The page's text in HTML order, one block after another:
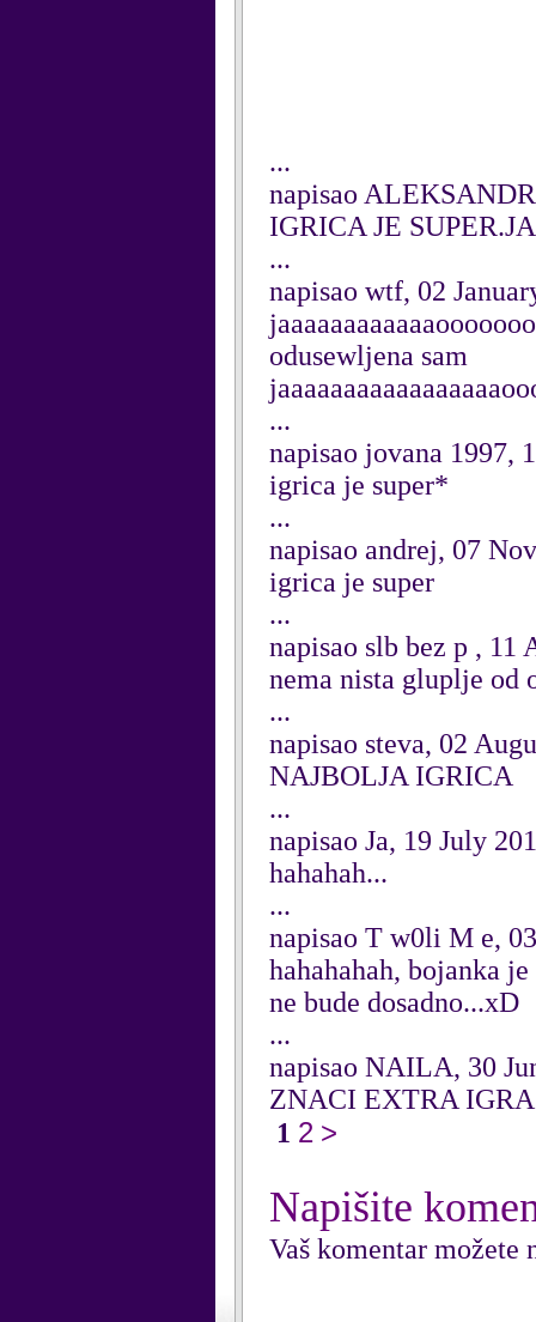
...
napisao
IGRICA JE
...
napisao wtf, 02
odusewljena sam
...
napisao jovana 1997,
igrica je super*
...
napisao andrej, 07
igrica je super
...
napisao slb bez p , 11
nema nista gluplje od
...
napisao steva, 02
NAJBOLJA IGRICA
...
napisao Ja, 19 July
hahahah...
...
napisao T w0li M e,
hahahahah, bojanka
ne bude dosadno...xD
...
napisao NAILA, 30
ZNACI EXTRA
1 2 >
Napišite
Vaš komentar možete